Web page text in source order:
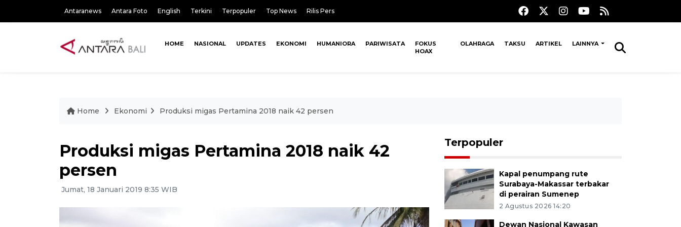
Antaranews Antara Foto English Terkini Terpopuler Top News Rilis Pers
HOME NASIONAL UPDATES EKONOMI HUMANIORA PARIWISATA
FOKUS
HOAX
OLAHRAGA TAKSU ARTIKEL LAINNYA
Home Ekonomi Produksi migas Pertamina 2018 naik 42 persen
Produksi migas Pertamina 2018 naik 42
persen
Jumat, 18 Januari 2019 8:35 WIB
Terpopuler
Kapal penumpang rute
Surabaya-Makassar terbakar
di perairan Sumenep
2 Agustus 2026 14:20
Dewan Nasional Kawasan